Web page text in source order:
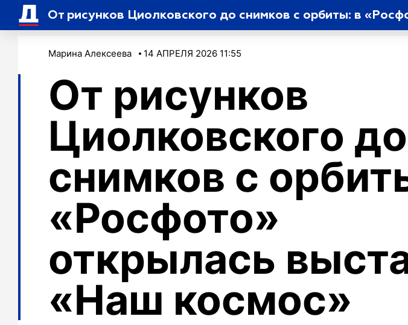
От рисунков Циолковского до снимков с орбиты: в
Марина Алексеева 14 АПРЕЛЯ 2026 11:55
От рисунков
Циолковского до
снимков с
«Росфото»
открылась
«Наш космос»